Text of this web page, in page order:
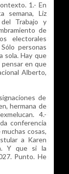
1.- En
semana, Liz
Trabajo y
de
electorales
personas
sola. Hay que
en que
Alberto,
de
hermana de
4.-
conferencia
cosas,
a Karen
Y que si la
Punto. He